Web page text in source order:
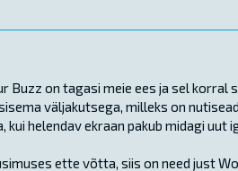
Buzz on tagasi meie ees ja sel korral
väljakutsega, milleks on
helendav ekraan pakub midagi uut
ette võtta, siis on need just